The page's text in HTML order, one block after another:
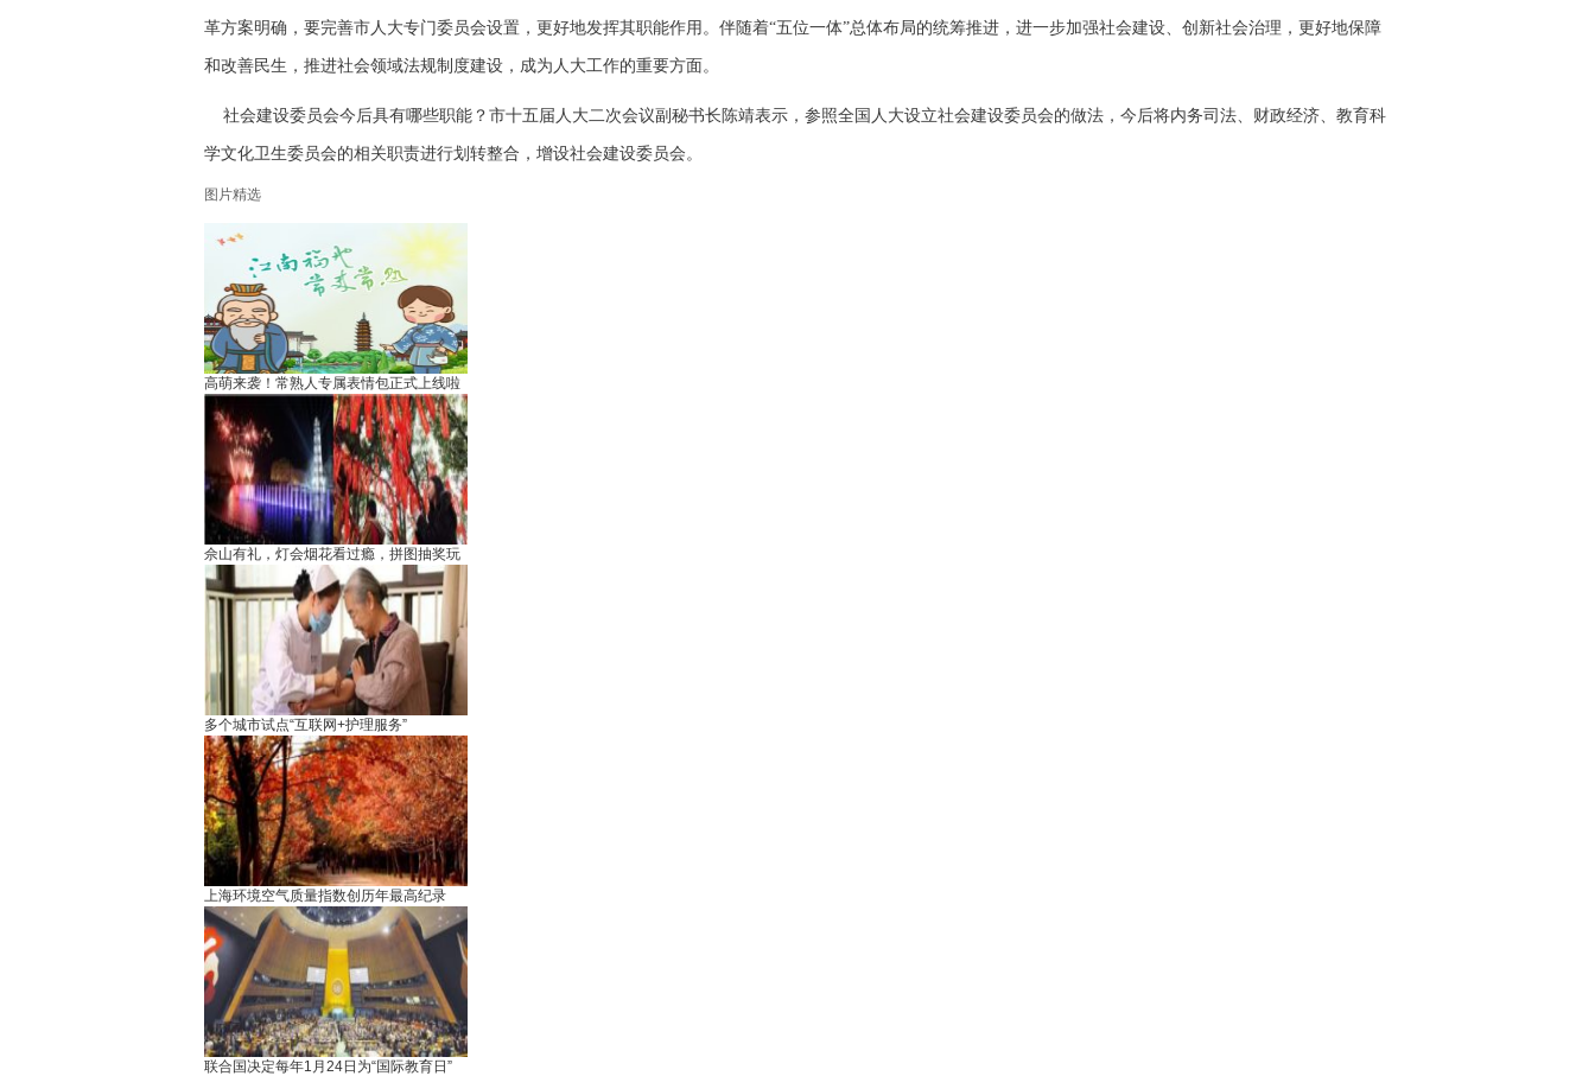
革方案明确，要完善市人大专门委员会设置，更好地发挥其职能作用。伴随着“五位一体”总体布局的统筹推进，进一步加强社会建设、创新社会治理，更好地保障
和改善民生，推进社会领域法规制度建设，成为人大工作的重要方面。
社会建设委员会今后具有哪些职能？市十五届人大二次会议副秘书长陈靖表示，参照全国人大设立社会建设委员会的做法，今后将内务司法、财政经济、教育科
学文化卫生委员会的相关职责进行划转整合，增设社会建设委员会。
图片精选
高萌来袭！常熟人专属表情包正式上线啦
佘山有礼，灯会烟花看过瘾，拼图抽奖玩
多个城市试点“互联网+护理服务”
上海环境空气质量指数创历年最高纪录
联合国决定每年1月24日为“国际教育日”